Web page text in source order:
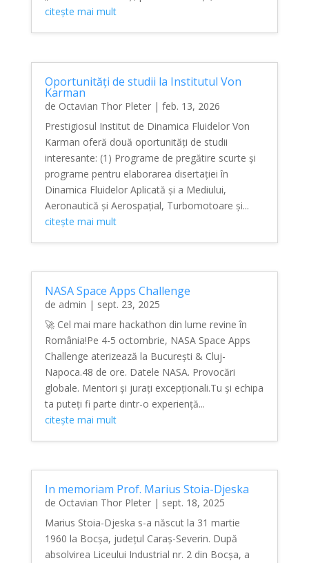
citește mai mult
Oportunități de studii la Institutul Von
Karman
de Octavian Thor Pleter| feb. 13, 2026
Prestigiosul Institut de Dinamica Fluidelor Von
Karman oferă două oportunități de studii
interesante: (1) Programe de pregătire scurte și
programe pentru elaborarea disertației în
Dinamica Fluidelor Aplicată și a Mediului,
Aeronautică și Aerospațial, Turbomotoare și...
citește mai mult
NASA Space Apps Challenge
de admin | sept. 23, 2025
🚀 Cel mai mare hackathon din lume revine în
România!Pe 4-5 octombrie, NASA Space Apps
Challenge aterizează la București & Cluj-
Napoca.48 de ore. Datele NASA. Provocări
globale. Mentori și jurați excepționali.Tu și echipa
ta puteți fi parte dintr-o experiență...
citește mai mult
In memoriam Prof. Marius Stoia-Djeska
de Octavian Thor Pleter| sept. 18, 2025
Marius Stoia-Djeska s-a născut la 31 martie
1960 la Bocșa, județul Caraș-Severin. După
absolvirea Liceului Industrial nr. 2 din Bocșa, a